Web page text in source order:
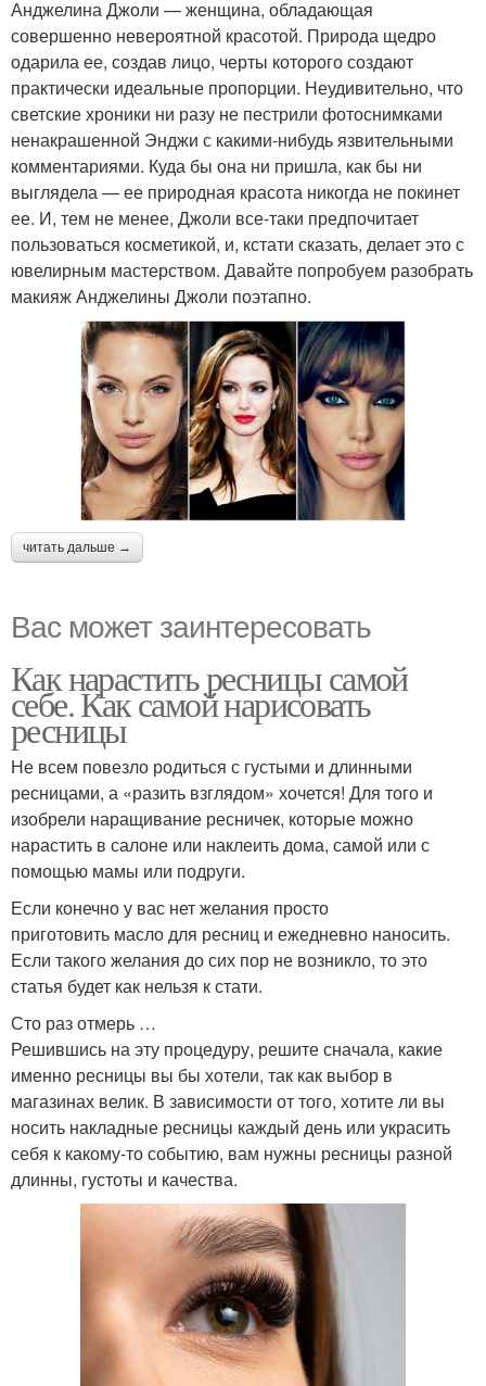
Анджелина Джоли — женщина, обладающая
совершенно невероятной красотой. Природа щедро
одарила ее, создав лицо, черты которого создают
практически идеальные пропорции. Неудивительно, что
светские хроники ни разу не пестрили фотоснимками
ненакрашенной Энджи с какими-нибудь язвительными
комментариями. Куда бы она ни пришла, как бы ни
выглядела — ее природная красота никогда не покинет
ее. И, тем не менее, Джоли все-таки предпочитает
пользоваться косметикой, и, кстати сказать, делает это с
ювелирным мастерством. Давайте попробуем разобрать
макияж Анджелины Джоли поэтапно.
читать дальше →
Вас может заинтересовать
Как нарастить ресницы самой
себе. Как самой нарисовать
ресницы
Не всем повезло родиться с густыми и длинными
ресницами, а «разить взглядом» хочется! Для того и
изобрели наращивание ресничек, которые можно
нарастить в салоне или наклеить дома, самой или с
помощью мамы или подруги.
Если конечно у вас нет желания просто
приготовить масло для ресниц и ежедневно наносить.
Если такого желания до сих пор не возникло, то это
статья будет как нельзя к стати.
Сто раз отмерь …
Решившись на эту процедуру, решите сначала, какие
именно ресницы вы бы хотели, так как выбор в
магазинах велик. В зависимости от того, хотите ли вы
носить накладные ресницы каждый день или украсить
себя к какому-то событию, вам нужны ресницы разной
длинны, густоты и качества.